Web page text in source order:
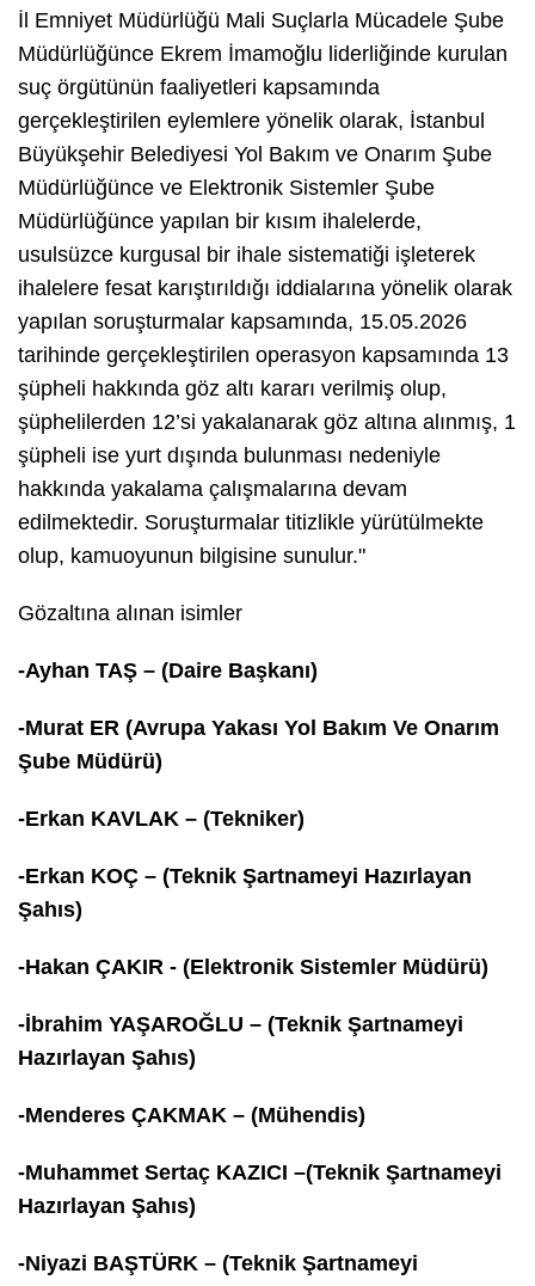
İl Emniyet Müdürlüğü Mali Suçlarla Mücadele Şube
Müdürlüğünce Ekrem İmamoğlu liderliğinde kurulan
suç örgütünün faaliyetleri kapsamında
gerçekleştirilen eylemlere yönelik olarak, İstanbul
Büyükşehir Belediyesi Yol Bakım ve Onarım Şube
Müdürlüğünce ve Elektronik Sistemler Şube
Müdürlüğünce yapılan bir kısım ihalelerde,
usulsüzce kurgusal bir ihale sistematiği işleterek
ihalelere fesat karıştırıldığı iddialarına yönelik olarak
yapılan soruşturmalar kapsamında, 15.05.2026
tarihinde gerçekleştirilen operasyon kapsamında 13
şüpheli hakkında göz altı kararı verilmiş olup,
şüphelilerden 12’si yakalanarak göz altına alınmış, 1
şüpheli ise yurt dışında bulunması nedeniyle
hakkında yakalama çalışmalarına devam
edilmektedir. Soruşturmalar titizlikle yürütülmekte
olup, kamuoyunun bilgisine sunulur."
Gözaltına alınan isimler
-Ayhan TAŞ – (Daire Başkanı)
-Murat ER (Avrupa Yakası Yol Bakım Ve Onarım
Şube Müdürü)
-Erkan KAVLAK – (Tekniker)
-Erkan KOÇ – (Teknik Şartnameyi Hazırlayan
Şahıs)
-Hakan ÇAKIR - (Elektronik Sistemler Müdürü)
-İbrahim YAŞAROĞLU – (Teknik Şartnameyi
Hazırlayan Şahıs)
-Menderes ÇAKMAK – (Mühendis)
-Muhammet Sertaç KAZICI –(Teknik Şartnameyi
Hazırlayan Şahıs)
-Niyazi BAŞTÜRK – (Teknik Şartnameyi